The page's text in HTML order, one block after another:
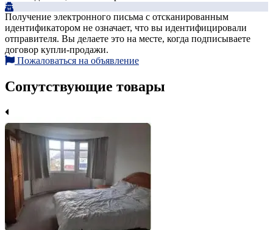
Получение электронного письма с отсканированным
идентификатором не означает, что вы идентифицировали
отправителя. Вы делаете это на месте, когда подписываете
договор купли-продажи.
Пожаловаться на объявление
Сопутствующие товары